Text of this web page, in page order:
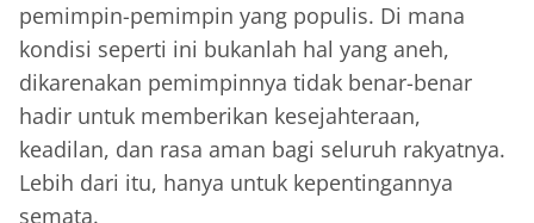
pemimpin-pemimpin yang populis. Di mana
kondisi seperti ini bukanlah hal yang aneh,
dikarenakan pemimpinnya tidak benar-benar
hadir untuk memberikan kesejahteraan,
keadilan, dan rasa aman bagi seluruh rakyatnya.
Lebih dari itu, hanya untuk kepentingannya
semata.